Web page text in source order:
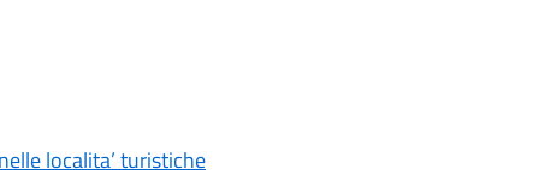
localita’ turistiche